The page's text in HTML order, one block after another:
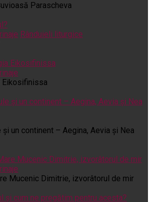
Parascheva
Rânduieli liturgice
Eikosifinissa
un continent – Aegina, Aevia și Nea
Mucenic Dimitrie, izvorâtorul de mir